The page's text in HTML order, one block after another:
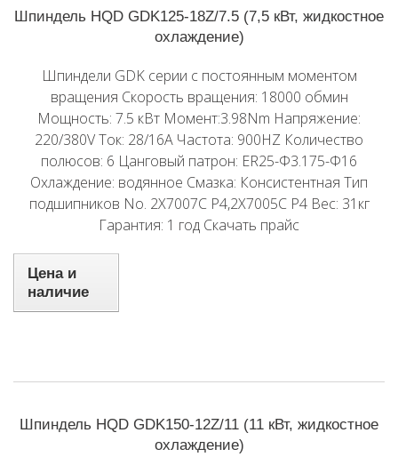
Шпиндель HQD GDK125-18Z/7.5 (7,5 кВт, жидкостное
охлаждение)
Шпиндели GDK серии с постоянным моментом
вращения Скорость вращения: 18000 обмин
Мощность: 7.5 кВт Момент:3.98Nm Напряжение:
220/380V Ток: 28/16A Частота: 900HZ Количество
полюсов: 6 Цанговый патрон: ER25-Φ3.175-Φ16
Охлаждение: водянное Смазка: Консистентная Тип
подшипников No. 2X7007C P4,2X7005C P4 Вес: 31кг
Гарантия: 1 год Скачать прайс
Цена и
наличие
Шпиндель HQD GDK150-12Z/11 (11 кВт, жидкостное
охлаждение)